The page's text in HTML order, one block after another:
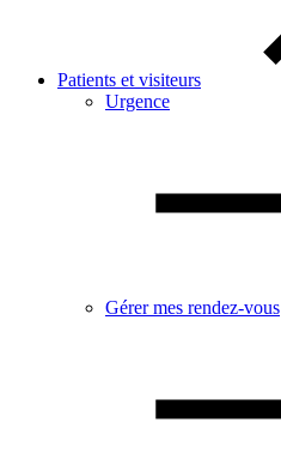
Patients et visiteurs
Urgence
Gérer mes rendez-vous